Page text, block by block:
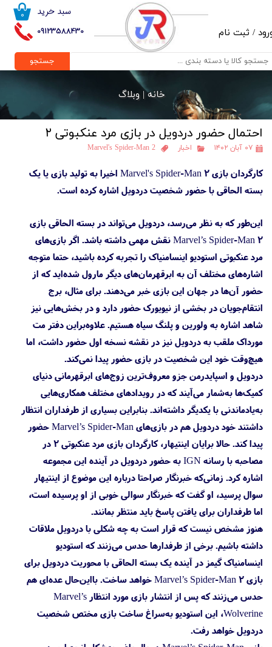
09123588430
۰ سبد خرید
/ ثبت نام
حساب کاربری من
تغییر گذر واژه
خروج از حساب کاربری
جستجو
خانه |وبلاگ
احتمال حضور دردویل در بازی مرد عنکبوتی ۲
۰۷ آبان ۱۴۰۲ اخبار Marvel's Spider-Man 2
کارگردان بازی Marvel's Spider-Man 2 اخیرا به تولید بازی یا یک
بسته الحاقی با حضور شخصیت دردویل اشاره کرده است.
این‌طور که به نظر می‌رسد، دردویل می‌تواند در بسته الحاقی بازی
Marvel’s Spider-Man 2 نقش مهمی داشته باشد. اگر بازی‌های
مرد عنکبوتی استودیو اینسامنیاک را تجربه کرده باشید، حتما متوجه
اشاره‌های مختلف آن به ابرقهرمان‌های دیگر مارول شده‌اید که از
حضور آن‌ها در جهان این بازی خبر می‌دهند. برای مثال، برج
انتقام‌جویان در بخشی از نیویورک حضور دارد و در بخش‌هایی نیز
شاهد اشاره به ولورین و پلنگ سیاه هستیم. علاوه‌بر‌این دفتر مت
مورداک ملقب به دردویل نیز در نقشه نسخه اول حضور داشت، اما
هیچ‌وقت خود این شخصیت در بازی حضور پیدا نمی‌کند.
دردویل و اسپایدرمن جزو معروف‌ترین زوج‌های ابرقهرمانی دنیای
کمیک‌ها به‌شمار می‌آیند که در رویدادهای مختلف همکاری‌هایی
به‌یادماندنی با یکدیگر داشته‌اند. بنابراین بسیاری از طرفداران انتظار
داشتند خود دردویل هم در بازی‌های Marvel’s Spider-Man حضور
پیدا کند. حالا برایان اینتیهار، کارگردان بازی مرد عنکبوتی ۲ در
مصاحبه با رسانه IGN به حضور دردویل در آینده این مجموعه
اشاره کرد. زمانی‌که خبرنگار صراحتا درباره این موضوع از اینتیهار
سوال پرسید، او گفت که خبرنگار سوالی خوبی از او پرسیده است،
اما طرفداران برای یافتن پاسخ باید منتظر بمانند.
هنوز مشخص نیست که قرار است به چه شکلی با دردویل ملاقات
داشته باشیم. برخی از طرفدارها حدس می‌زنند که استودیو
اینسامنیاک گیمز در آینده یک بسته الحاقی با محوریت دردویل برای
بازی Marvel’s Spider-Man 2 خواهد ساخت. بااین‌حال عده‌ای هم
حدس می‌زنند که پس از انتشار بازی مورد انتظار Marvel’s
Wolverine، این استودیو به‌سراغ ساخت بازی مختص شخصیت
دردویل خواهد رفت.